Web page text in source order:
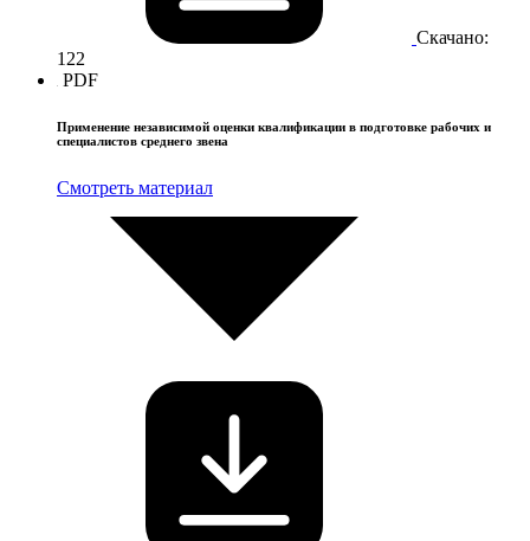
Скачано:
122
PDF
Применение независимой оценки квалификации в подготовке рабочих и
специалистов среднего звена
Смотреть материал